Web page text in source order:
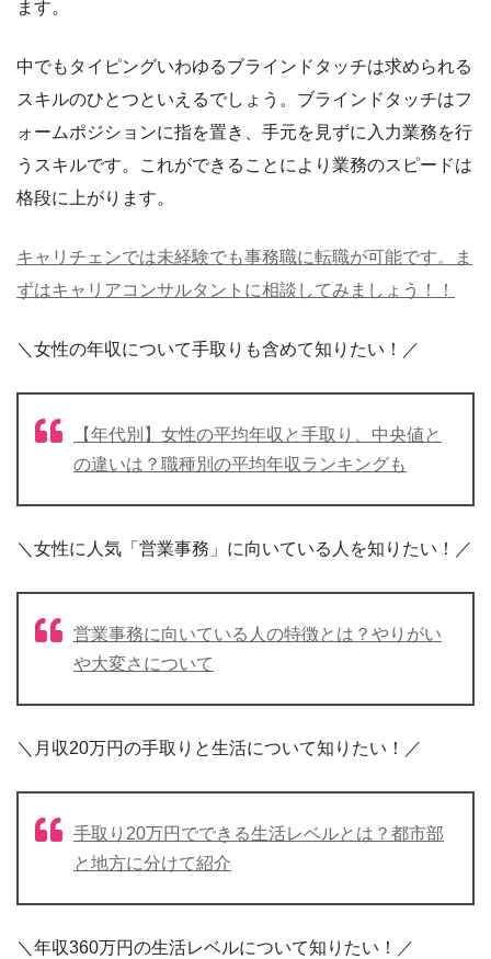
ます。
中でもタイピングいわゆるブラインドタッチは求められる
スキルのひとつといえるでしょう。ブラインドタッチはフ
ォームポジションに指を置き、手元を見ずに入力業務を行
うスキルです。これができることにより業務のスピードは
格段に上がります。
キャリチェンでは未経験でも事務職に転職が可能です。ま
ずはキャリアコンサルタントに相談してみましょう！！
＼女性の年収について手取りも含めて知りたい！／
【年代別】女性の平均年収と手取り、中央値と
の違いは？職種別の平均年収ランキングも
＼女性に人気「営業事務」に向いている人を知りたい！／
営業事務に向いている人の特徴とは？やりがい
や大変さについて
＼月収20万円の手取りと生活について知りたい！／
手取り20万円でできる生活レベルとは？都市部
と地方に分けて紹介
＼年収360万円の生活レベルについて知りたい！／